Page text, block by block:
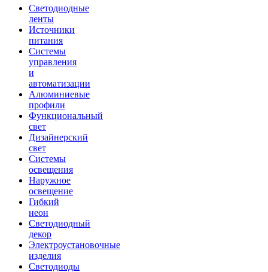
Светодиодные
ленты
Источники
питания
Системы
управления
и
автоматизации
Алюминиевые
профили
Функциональный
свет
Дизайнерский
свет
Системы
освещения
Наружное
освещение
Гибкий
неон
Светодиодный
декор
Электроустановочные
изделия
Светодиоды